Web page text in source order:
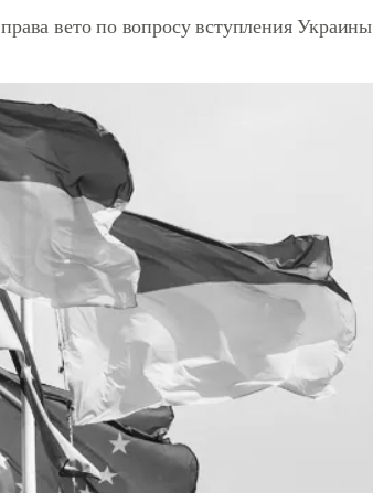
вето по вопросу вступления Украины